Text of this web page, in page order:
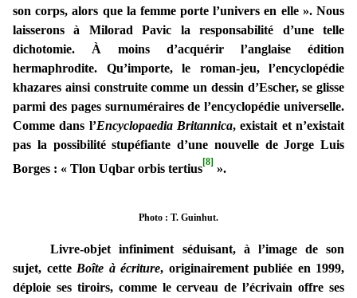
son corps, alors que la femme porte l’univers en elle ». Nous
laisserons à Milorad Pavic la responsabilité d’une telle
dichotomie. À moins d’acquérir l’anglaise édition
hermaphrodite. Qu’importe, le roman-jeu, l’encyclopédie
khazares ainsi construite comme un dessin d’Escher, se glisse
parmi des pages surnuméraires de l’encyclopédie universelle.
Comme dans l’Encyclopaedia Britannica, existait et n’existait
pas la possibilité stupéfiante d’une nouvelle de Jorge Luis
Borges : « Tlon Uqbar orbis tertius[8] ».
Photo : T. Guinhut.
Livre-objet infiniment séduisant, à l’image de son
sujet, cette Boîte à écriture, originairement publiée en 1999,
déploie ses tiroirs, comme le cerveau de l’écrivain offre ses